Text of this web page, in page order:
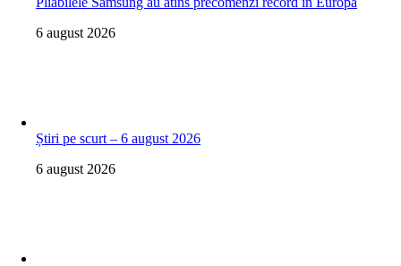
6 august 2026
Știri pe scurt – 6 august 2026
6 august 2026